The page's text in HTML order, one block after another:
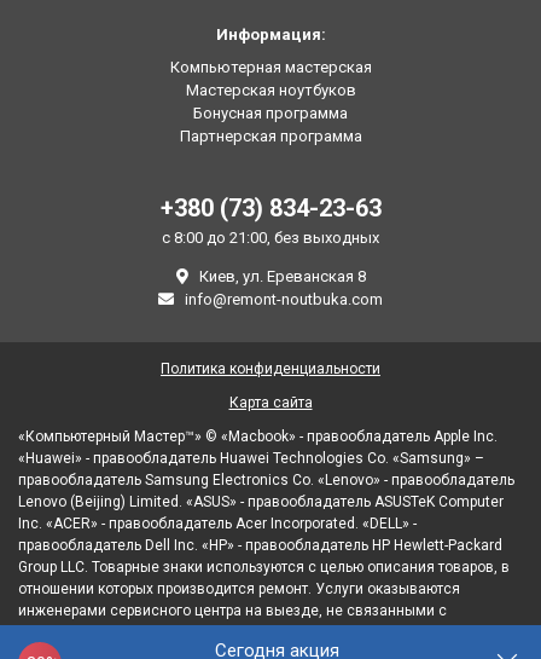
Сегодня акция
Информация:
Компьютерная мастерская
Мастерская ноутбуков
Бонусная программа
Партнерская программа
+380 (73) 834-23-63
с 8:00 до 21:00, без выходных
Киев, ул. Ереванская 8
info@remont-noutbuka.com
«Компьютерный Мастер™» © «Macbook» - правообладатель Apple Inc.
«Huawei» - правообладатель Huawei Technologies Co. «Samsung» –
правообладатель Samsung Electronics Co. «Lenovo» - правообладатель
Lenovo (Beijing) Limited. «ASUS» - правообладатель ASUSTeK Computer
Inc. «ACER» - правообладатель Acer Incorporated. «DELL» -
правообладатель Dell Inc. «HP» - правообладатель HP Hewlett-Packard
Group LLC. Товарные знаки используются с целью описания товаров, в
отношении которых производится ремонт. Услуги оказываются
инженерами сервисного центра на выезде, не связанными с
представителями в отношении товаров, которые уже были введены в
Политика конфиденциальности
Карта сайта